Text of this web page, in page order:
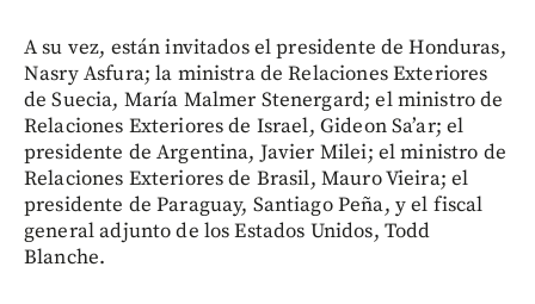
A su vez, están invitados el presidente de Honduras,
Nasry Asfura; la ministra de Relaciones Exteriores
de Suecia, María Malmer Stenergard; el ministro de
Relaciones Exteriores de Israel, Gideon Sa’ar; el
presidente de Argentina, Javier Milei; el ministro de
Relaciones Exteriores de Brasil, Mauro Vieira; el
presidente de Paraguay, Santiago Peña, y el fiscal
general adjunto de los Estados Unidos, Todd
Blanche.